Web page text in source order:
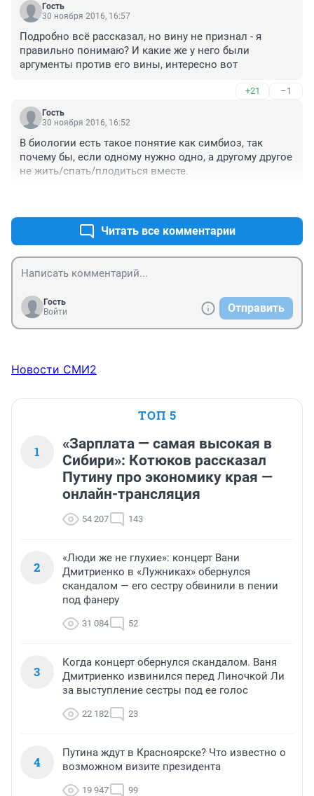
Гость
30 ноября 2016, 16:57
Подробно всё рассказал, но вину не признал - я
правильно понимаю? И какие же у него были
аргументы против его вины, интересно вот
+21 –1
Гость
30 ноября 2016, 16:52
В биологии есть такое понятие как симбиоз, так
почему бы, если одному нужно одно, а другому другое
не жить/спать/плодиться вместе.
Читать все комментарии
Гость
Войти
Отправить
Новости СМИ2
ТОП 5
1
«Зарплата — самая высокая в
Сибири»: Котюков рассказал
Путину про экономику края —
онлайн-трансляция
54 207 143
2
«Люди же не глухие»: концерт Вани
Дмитриенко в «Лужниках» обернулся
скандалом — его сестру обвинили в пении
под фанеру
31 084 52
3
Когда концерт обернулся скандалом. Ваня
Дмитриенко извинился перед Линочкой Ли
за выступление сестры под ее голос
22 182 23
4
Путина ждут в Красноярске? Что известно о
возможном визите президента
19 947 99